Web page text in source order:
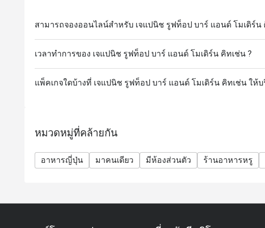
สามารถจองออนไลน์สำหรับ เจแปนิช รูฟท็อป บาร์ แอนด์ โมเดิร์น
เวลาทำการของ เจแปนิช รูฟท็อป บาร์ แอนด์ โมเดิร์น คิทเช่น ?
แพ็คเกจใดบ้างที่ เจแปนิช รูฟท็อป บาร์ แอนด์ โมเดิร์น คิทเช่น ให้บ
หมวดหมู่ที่คล้ายกัน
อาหารญี่ปุ่น มาคนเดียว มีห้องส่วนตัว ร้านอาหารหรู